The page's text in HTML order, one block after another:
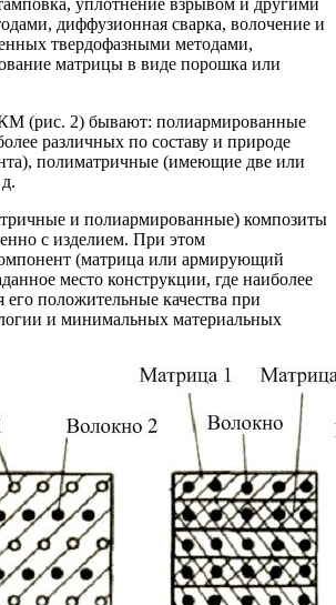
диффузионная сварка, волочение и
твердофазными методами,
матрицы в виде порошка или
(рис. 2) бывают: полиармированные
различных по составу и природе
полиматричные (имеющие две или
и полиармированные) композиты
с изделием. При этом
(матрица или армирующий
место конструкции, где наиболее
его положительные качества при
и минимальных материальных